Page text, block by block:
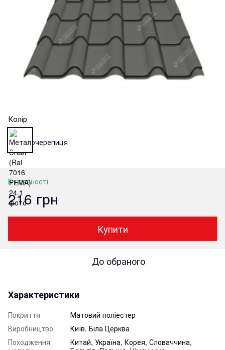
Колір
В наявності
216 грн
Купити
До обраного
Характеристики
Покриття
Матовий поліестер
Виробництво
Київ, Біла Церква
Походження
Китай, Україна, Корея, Словаччина,